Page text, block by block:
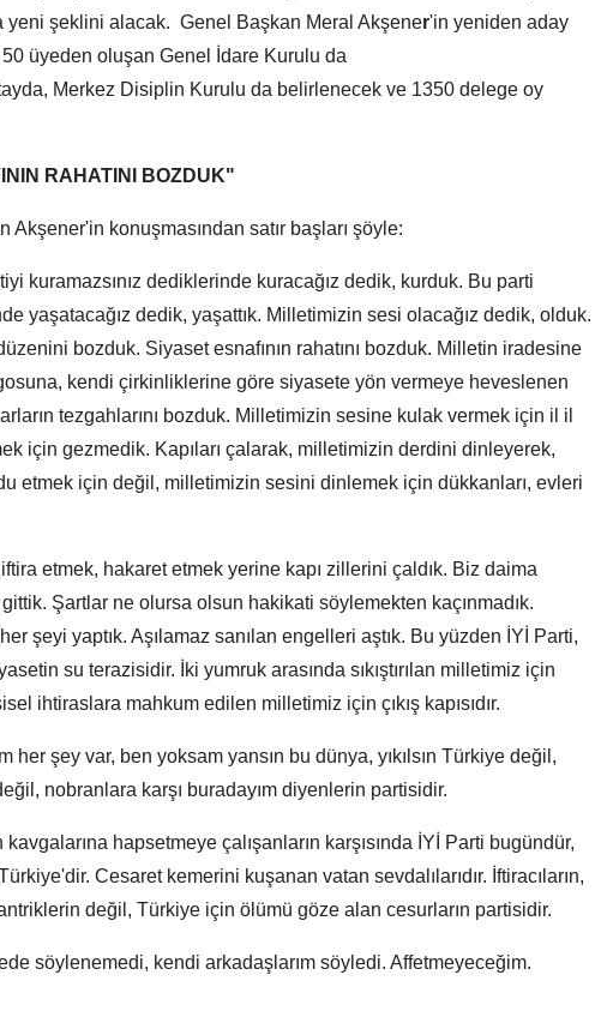
yeni şeklini alacak. Genel Başkan Meral Akşener'in yeniden aday
üyeden oluşan Genel İdare Kurulu da
Merkez Disiplin Kurulu da belirlenecek ve 1350 delege oy
RAHATINI BOZDUK"
Akşener'in konuşmasından satır başları şöyle:
kuramazsınız dediklerinde kuracağız dedik, kurduk. Bu parti
yaşatacağız dedik, yaşattık. Milletimizin sesi olacağız dedik, olduk.
bozduk. Siyaset esnafının rahatını bozduk. Milletin iradesine
kendi çirkinliklerine göre siyasete yön vermeye heveslenen
tezgahlarını bozduk. Milletimizin sesine kulak vermek için il il
için gezmedik. Kapıları çalarak, milletimizin derdini dinleyerek,
etmek için değil, milletimizin sesini dinlemek için dükkanları, evleri
etmek, hakaret etmek yerine kapı zillerini çaldık. Biz daima
Şartlar ne olursa olsun hakikati söylemekten kaçınmadık.
şeyi yaptık. Aşılamaz sanılan engelleri aştık. Bu yüzden İYİ Parti,
su terazisidir. İki yumruk arasında sıkıştırılan milletimiz için
ihtiraslara mahkum edilen milletimiz için çıkış kapısıdır.
her şey var, ben yoksam yansın bu dünya, yıkılsın Türkiye değil,
nobranlara karşı buradayım diyenlerin partisidir.
hapsetmeye çalışanların karşısında İYİ Parti bugündür,
Cesaret kemerini kuşanan vatan sevdalılarıdır. İftiracıların,
değil, Türkiye için ölümü göze alan cesurların partisidir.
söylenemedi, kendi arkadaşlarım söyledi. Affetmeyeceğim.